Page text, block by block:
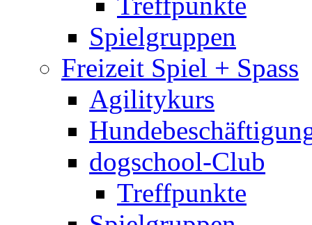
Spielgruppen
Freizeit Spiel + Spass
Agilitykurs
dogschool-Club
Treffpunkte